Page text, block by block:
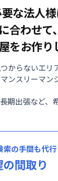
な法人
合わせて、
をお作り
からないエリ
ンスリーマン
期出張など、
の手間も代行
間取り